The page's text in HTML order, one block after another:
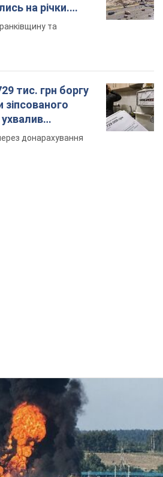
на річки.
та
тис. грн боргу
зіпсованого
донарахування